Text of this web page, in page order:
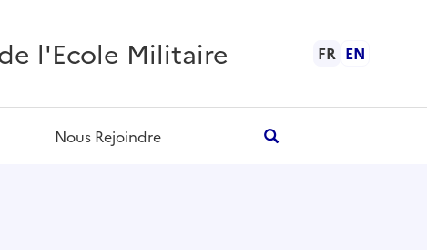
l'Ecole Militaire FR EN
Nous Rejoindre